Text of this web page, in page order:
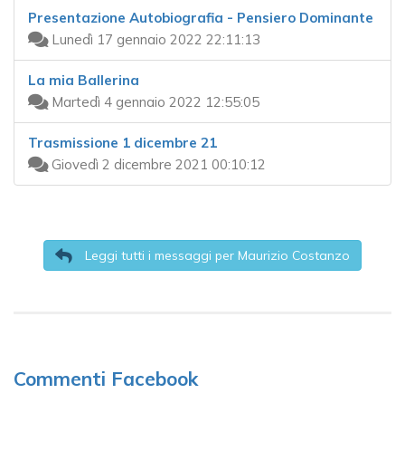
Presentazione Autobiografia - Pensiero Dominante
Lunedì 17 gennaio 2022 22:11:13
La mia Ballerina
Martedì 4 gennaio 2022 12:55:05
Trasmissione 1 dicembre 21
Giovedì 2 dicembre 2021 00:10:12
Leggi tutti i messaggi per Maurizio Costanzo
Commenti Facebook